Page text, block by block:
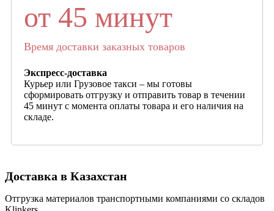
от 45 минут
Время доставки заказных товаров
Экспресс-доставка
Курьер или Грузовое такси – мы готовы
сформировать отгрузку и отправить товар в течении
45 минут с момента оплаты товара и его наличия на
складе.
Доставка в Казахстан
Отгрузка материалов транспортными компаниями со складов